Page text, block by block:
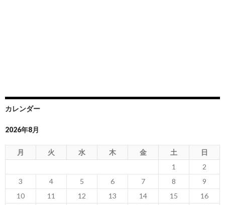
カレンダー
2026年8月
月 火 水 木 金 土
日
1
2
3
4 5 6 7 8
9
10
11 12 13 14 15
16